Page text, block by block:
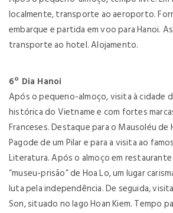
localmente, transporte ao aeroporto.
embarque e partida em voo para Hanoi.
transporte ao hotel. Alojamento.
6º Dia Hanoi
Após o pequeno-almoço, visita à cidade
histórica do Vietname e com fortes
Franceses. Destaque para o Mausoléu de
Pagode de um Pilar e para a visita ao
Literatura. Após o almoço em
“museu-prisão” de Hoa Lo, um lugar
luta pela independência. De seguida,
Son, situado no lago Hoan Kiem. Tempo